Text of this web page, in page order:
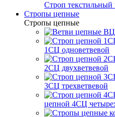
Строп
Стропы цепные
Стропы цепные
1СЦ одноветвевой
2СЦ двухветвевой
3СЦ трехветвевой
цепной 4СЦ